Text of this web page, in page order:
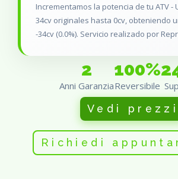
Incrementamos la potencia de tu ATV -
34cv originales hasta 0cv, obteniendo
-34cv (0.0%). Servicio realizado por
2
Anni Garanzia
100%
Reversibile
Vedi prezzi
Richiedi